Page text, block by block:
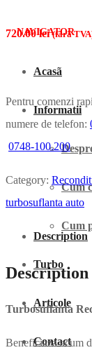
NAVIGATOR
Acasã
Informatii
Cum
Cum
Turbo
Articole
Contact
720.00lei (fãrã
Pentru comenzi
numere de telefon:
0748-100.200
Category:
turbosuflanta auto
Description
Description
Turbosuflanta
Beneficiaza acum